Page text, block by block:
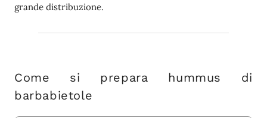
grande distribuzione.
Come si prepara hummus di
barbabietole